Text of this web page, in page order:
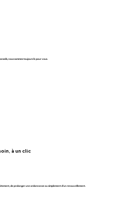
nous sommes toujours là pour vous.
à un clic
de prolonger une ordonnance ou simplement d'un renouvellement.